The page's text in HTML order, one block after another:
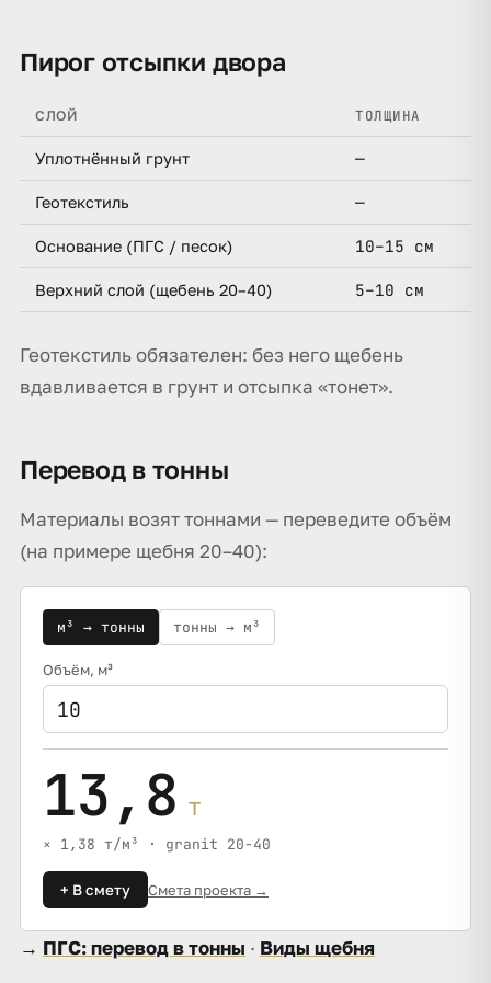
Пирог отсыпки двора
СЛОЙ ТОЛЩИНА
Уплотнённый грунт —
Геотекстиль —
Основание (ПГС / песок) 10–15 см
Верхний слой (щебень 20–40) 5–10 см
Геотекстиль обязателен: без него щебень
вдавливается в грунт и отсыпка «тонет».
Перевод в тонны
Материалы возят тоннами — переведите объём
(на примере щебня 20–40):
м³ → тонны тонны → м³
Объём, м³
13,8 т
× 1,38 т/м³ · granit 20-40
+ В смету Смета проекта →
→ ПГС: перевод в тонны · Виды щебня